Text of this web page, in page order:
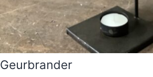
Geurbrander